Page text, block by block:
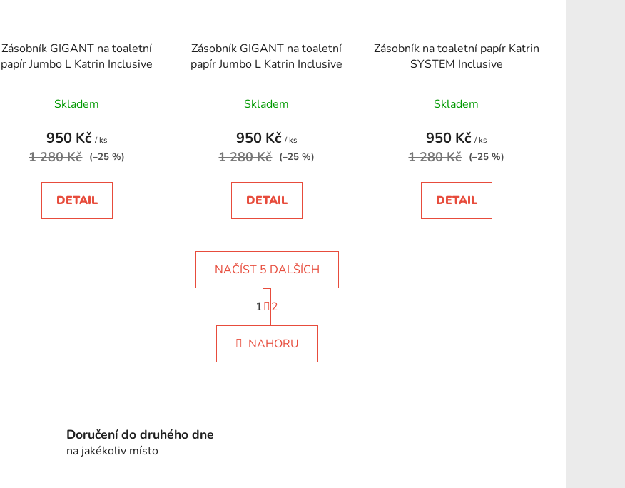
Zásobník GIGANT na toaletní
papír Jumbo L Katrin Inclusive
Skladem
950 Kč/ ks
1 280 Kč (–25 %)
DETAIL
Zásobník GIGANT na toaletní
papír Jumbo L Katrin Inclusive
Skladem
950 Kč/ ks
1 280 Kč (–25 %)
DETAIL
Zásobník na toaletní papír Katrin
SYSTEM Inclusive
Skladem
950 Kč/ ks
1 280 Kč (–25 %)
DETAIL
O
v
l
á
NAČÍST 5 DALŠÍCH
S
t
r
n
k
1 2
NAHORU
Doručení do druhého dne
na jakékoliv místo